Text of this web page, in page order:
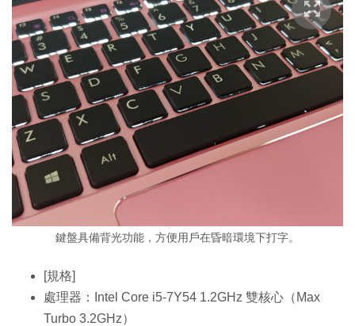
鍵盤具備背光功能，方便用戶在昏暗環境下打字。
[規格]
處理器：Intel Core i5-7Y54 1.2GHz 雙核心（Max
Turbo 3.2GHz）